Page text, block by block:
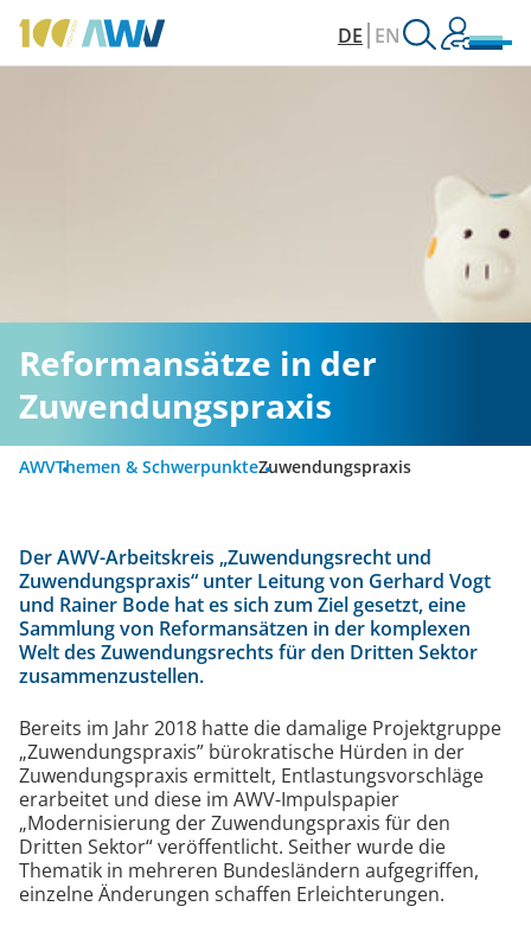
DE EN
Reformansätze in der
Zuwendungspraxis
AWVThemen & SchwerpunkteZuwendungspraxis
Der AWV-Arbeitskreis „Zuwendungsrecht und
Zuwendungspraxis“ unter Leitung von Gerhard Vogt
und Rainer Bode hat es sich zum Ziel gesetzt, eine
Sammlung von Reformansätzen in der komplexen
Welt des Zuwendungsrechts für den Dritten Sektor
zusammenzustellen.
Bereits im Jahr 2018 hatte die damalige Projektgruppe
„Zuwendungspraxis” bürokratische Hürden in der
Zuwendungspraxis ermittelt, Entlastungsvorschläge
erarbeitet und diese im AWV-Impulspapier
„Modernisierung der Zuwendungspraxis für den
Dritten Sektor“ veröffentlicht. Seither wurde die
Thematik in mehreren Bundesländern aufgegriffen,
einzelne Änderungen schaffen Erleichterungen.